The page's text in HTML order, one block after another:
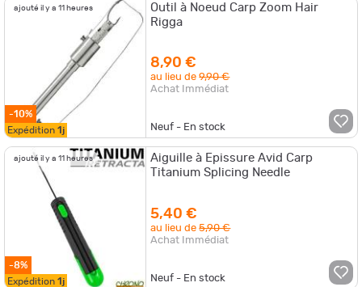
ajouté il y a 11 heures
-10%
Expédition 1j
Outil à Noeud Carp Zoom Hair
Rigga
8,90 €
au lieu de9,90 €
Achat Immédiat
Neuf - En stock
ajouté il y a 11 heures
-8%
Expédition 1j
Aiguille à Epissure Avid Carp
Titanium Splicing Needle
5,40 €
au lieu de5,90 €
Achat Immédiat
Neuf - En stock